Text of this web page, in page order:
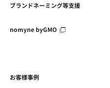
ブランドネーミング等支援
nomyne byGMO
お客様事例